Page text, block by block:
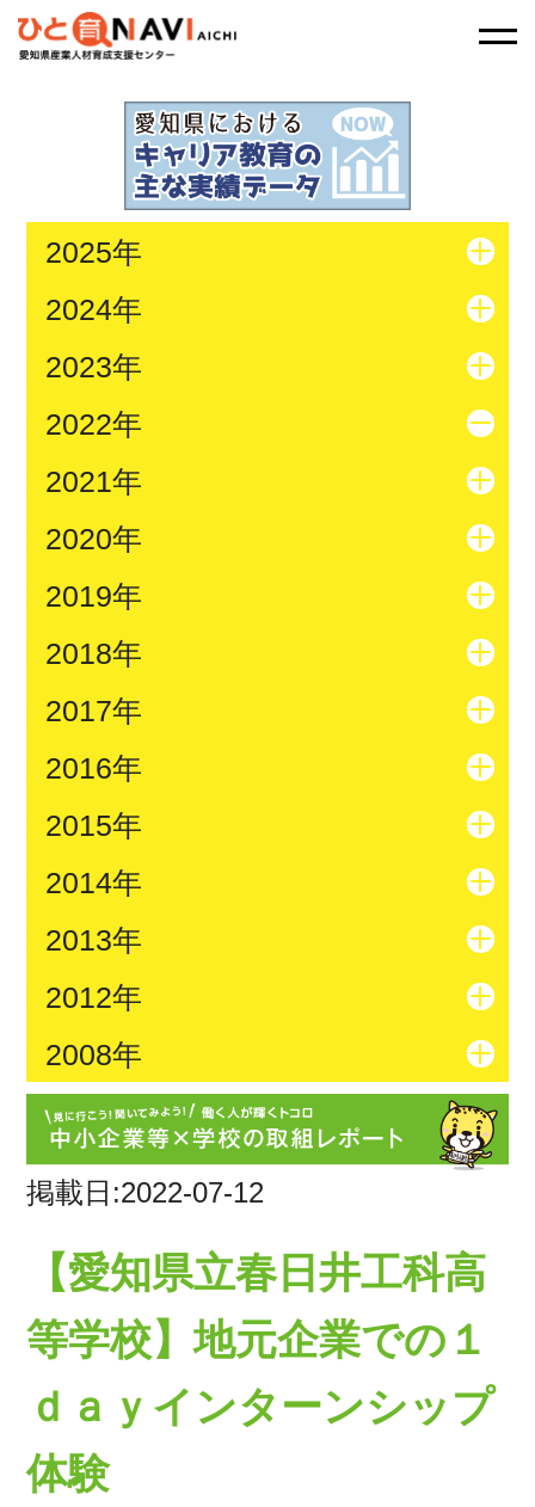
2025年
2024年
2023年
2022年
2021年
2020年
2019年
2018年
2017年
2016年
2015年
2014年
2013年
2012年
2008年
掲載日:2022-07-12
【愛知県立春日井工科高
等学校】地元企業での１
ｄａｙインターンシップ
体験